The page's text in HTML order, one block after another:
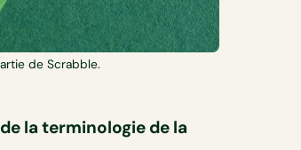
de Scrabble.
la terminologie de la